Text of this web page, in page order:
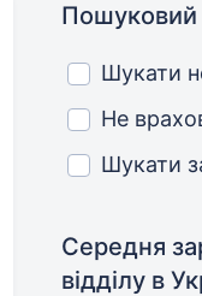
Пошуковий
Шукати
Не
Шукати
Середня
відділу в